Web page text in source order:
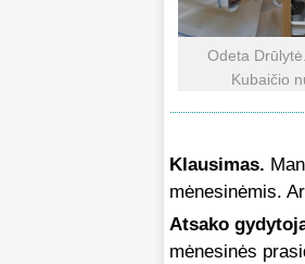
Odeta
Kubaičio
Klausimas.
mėnesinėmis.
Atsako
mėnesinės